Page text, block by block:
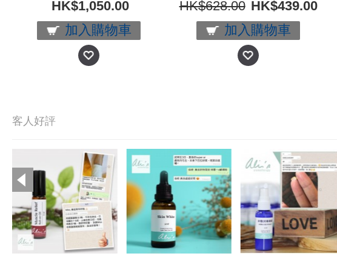
HK$1,050.00
加入購物車
HK$628.00 HK$439.00
加入購物車
客人好評